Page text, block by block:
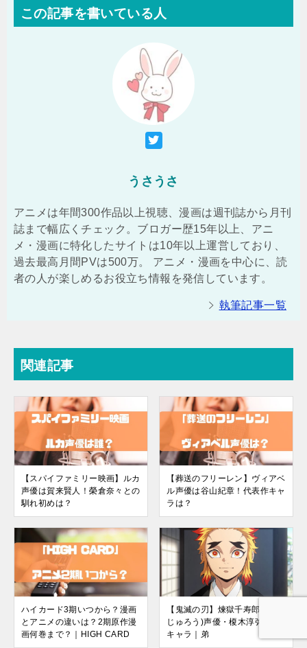
この記事を書いている人
うさうさ
アニメは年間300作品以上視聴、漫画は週刊誌から月刊
誌まで幅広くチェック。ブロガー歴15年以上、アニ
メ・漫画に特化したサイトは10年以上運営しており、
過去最高月間PVは500万。 アニメ・漫画を中心に、読
者の人が楽しめるお役立ち情報を発信しています。
執筆記事一覧
関連記事
【スパイファミリー映画】ルカ
声優は賀来賢人！榮倉奈々との
馴れ初めは？
【葬送のフリーレン】ヴィアベ
ル声優は谷山紀章！代表作キャ
ラは？
ハイカード3期いつから？漫画
とアニメの違いは？2期原作漫
画何巻まで？｜HIGH CARD
【鬼滅の刃】煉獄千寿郎(せん
じゅろう)声優・榎木淳弥の他
キャラ｜弟